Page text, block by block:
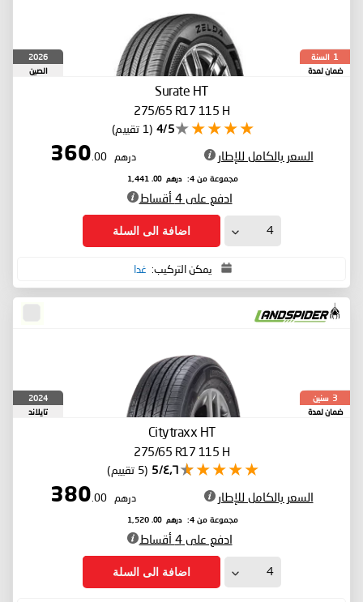
1 السنة
ضمان لمدة
2026
الصين
Surate HT
275/65 R17 115 H
4/5 (1 تقييم)
السعر بالكامل للإطار درهم 360
.00
مجموعة من 4: درهم 1,441
.00
ادفع على 4 أقساط
اضافة الى السلة
يمكن التركيب: غدا
3 سنين
ضمان لمدة
2024
تايلاند
Citytraxx HT
275/65 R17 115 H
٤٫٦/5 (5 تقييم)
السعر بالكامل للإطار درهم 380
.00
مجموعة من 4: درهم 1,520
.00
ادفع على 4 أقساط
اضافة الى السلة